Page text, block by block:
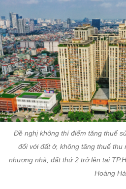
Đề nghị không thí điểm tăng thuế
đối với đất ở, không tăng thuế thu
nhượng nhà, đất thứ 2 trở lên tại
Hoàng Hà